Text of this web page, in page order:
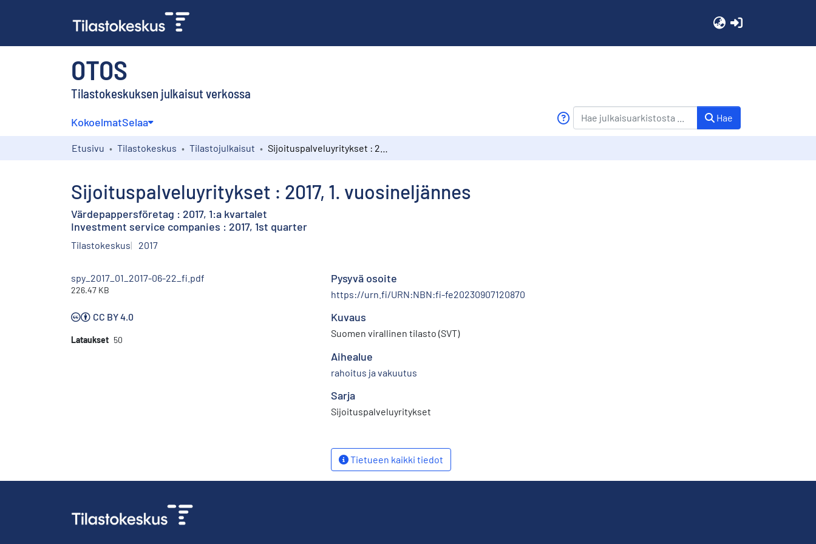
OTOS
Tilastokeskuksen julkaisut verkossa
KokoelmatSelaa Hae
Etusivu Tilastokeskus Tilastojulkaisut
Sijoituspalveluyritykset : 2017, 1. vuosineljännes
Värdepappersföretag : 2017, 1:a kvartalet
Investment service companies : 2017, 1st quarter
Tilastokeskus 2017
spy_2017_01_2017-06-22_fi.pdf
226.47 KB
CC BY 4.0
Lataukset 50
Pysyvä osoite
https://urn.fi/URN:NBN:fi-fe20230907120870
Kuvaus
Suomen virallinen tilasto (SVT)
Aihealue
rahoitus ja vakuutus
Sarja
Sijoituspalveluyritykset
Tietueen kaikki tiedot